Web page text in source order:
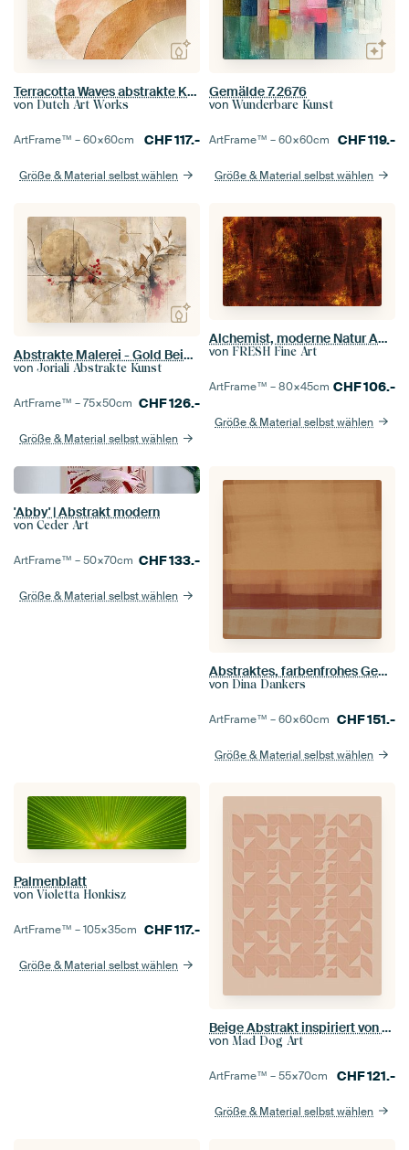
Terracotta Waves abstrakte Kunst in Erdtönen
von Dutch Art Works
ArtFrame™ –60×60cm CHF117.-
Größe & Material selbst wählen
Gemälde 7.2676
von Wunderbare Kunst
ArtFrame™ –60×60cm CHF119.-
Größe & Material selbst wählen
Abstrakte Malerei - Gold Beige Elegant und Organisch
von Joriali Abstrakte Kunst
ArtFrame™ –75×50cm CHF126.-
Größe & Material selbst wählen
Alchemist, moderne Natur Abstraktion in Bronze Kupfer
von FRESH Fine Art
ArtFrame™ –80×45cm CHF106.-
Größe & Material selbst wählen
'Abby' | Abstrakt modern
von Ceder Art
ArtFrame™ –50×70cm CHF133.-
Größe & Material selbst wählen
Abstraktes, farbenfrohes Gemälde, inspiriert von Mark Rothko
von Dina Dankers
ArtFrame™ –60×60cm CHF151.-
Größe & Material selbst wählen
Palmenblatt
von Violetta Honkisz
ArtFrame™ –105×35cm CHF117.-
Größe & Material selbst wählen
Beige Abstrakt inspiriert von Piet Mondrian
von Mad Dog Art
ArtFrame™ –55×70cm CHF121.-
Größe & Material selbst wählen